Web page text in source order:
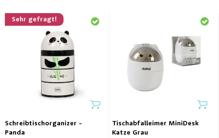
Sehr gefragt!
Schreibtischorganizer -
Panda
Tischabfalleimer MiniDesk
Katze Grau